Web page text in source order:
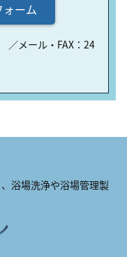
ーム
メール・FAX：24
浴場洗浄や浴場管理製